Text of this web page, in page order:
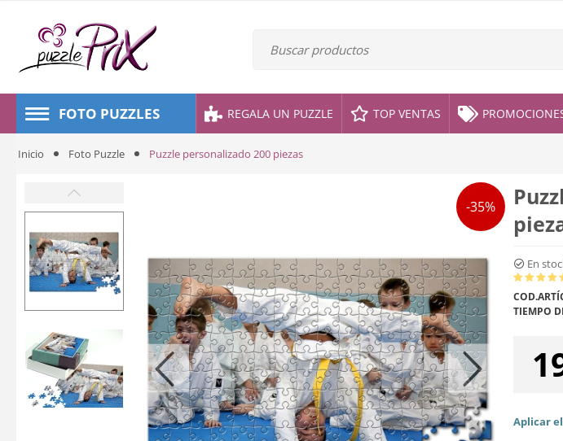
FOTO PUZZLES REGALA UN PUZZLE TOP VENTAS
Inicio Foto Puzzle Puzzle personalizado 200 piezas
-35%
En
TIEMPO
Aplicar